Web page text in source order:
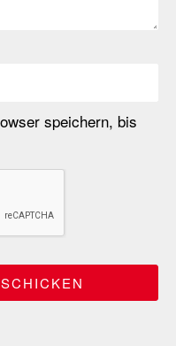
speichern, bis